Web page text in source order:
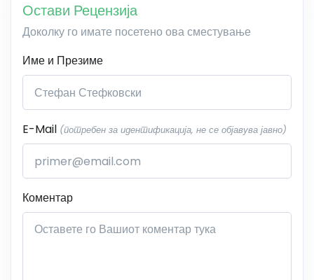
Остави Рецензија
Доколку го имате посетено ова сместување
Име и Презиме
E-Mail (потребен за идентификација, не се објавува јавно)
Коментар